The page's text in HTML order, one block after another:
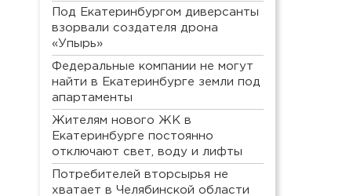
Под Екатеринбургом диверсанты
взорвали создателя дрона
«Упырь»
Федеральные компании не могут
найти в Екатеринбурге земли под
апартаменты
Жителям нового ЖК в
Екатеринбурге постоянно
отключают свет, воду и лифты
Потребителей вторсырья не
хватает в Челябинской области